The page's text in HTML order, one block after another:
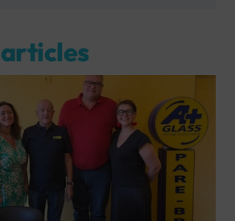
articles